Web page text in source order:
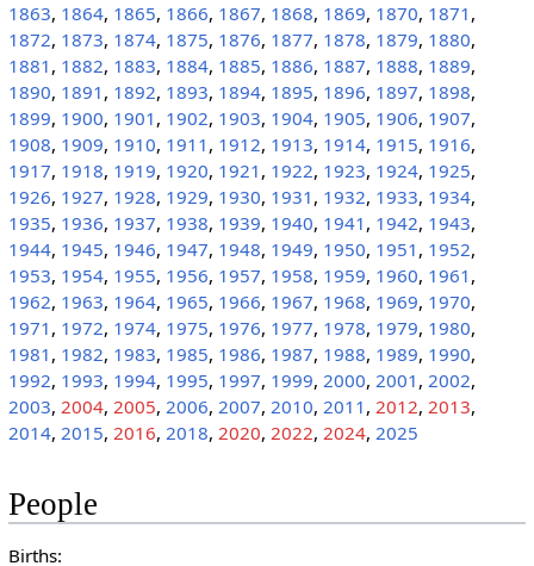
1863, 1864, 1865, 1866, 1867, 1868, 1869, 1870, 1871 ,
1872, 1873, 1874, 1875, 1876, 1877, 1878, 1879, 1880,
1881 , 1882, 1883, 1884, 1885, 1886, 1887, 1888, 1889,
1890, 1891 , 1892, 1893, 1894, 1895, 1896, 1897, 1898,
1899, 1900, 1901 , 1902, 1903, 1904, 1905, 1906, 1907,
1908, 1909, 1910, 1911 , 1912, 1913, 1914, 1915, 1916,
1917, 1918, 1919, 1920, 1921 , 1922, 1923, 1924, 1925,
1926, 1927, 1928, 1929, 1930, 1931 , 1932, 1933, 1934,
1935, 1936, 1937, 1938, 1939, 1940, 1941 , 1942, 1943,
1944, 1945, 1946, 1947, 1948, 1949, 1950, 1951 , 1952,
1953, 1954, 1955, 1956, 1957, 1958, 1959, 1960, 1961 ,
1962, 1963, 1964, 1965, 1966, 1967, 1968, 1969, 1970,
1971 , 1972, 1974, 1975, 1976, 1977, 1978, 1979, 1980,
1981 , 1982, 1983, 1985, 1986, 1987, 1988, 1989, 1990,
1992, 1993, 1994, 1995, 1997, 1999, 2000, 2001 , 2002,
2003, 2004, 2005, 2006, 2007, 2010, 2011 , 2012, 2013,
2014, 2015, 2016, 2018, 2020, 2022, 2024, 2025
People
Births: